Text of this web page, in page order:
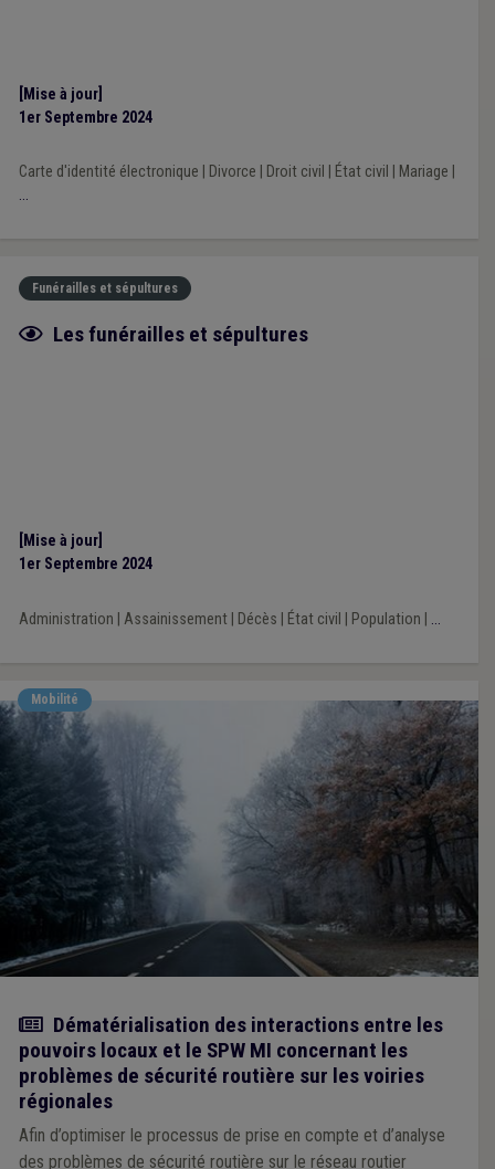
[Mise à jour]
1er Septembre 2024
Carte d'identité électronique Divorce Droit civil État civil Mariage
...
Funérailles et sépultures
Fiche focus
Les funérailles et sépultures
[Mise à jour]
1er Septembre 2024
Administration Assainissement| Décès État civil Population ...
Mobilité
Actualité
Dématérialisation des interactions entre les
pouvoirs locaux et le SPW MI concernant les
problèmes de sécurité routière sur les voiries
régionales
Afin d’optimiser le processus de prise en compte et d’analyse
des problèmes de sécurité routière sur le réseau routier